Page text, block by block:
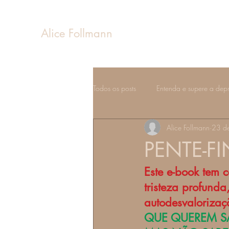
Alice Follmann
Todos os posts Entenda e supere a
Sentimentos e emoções Estados
Fases da vida
PENTE-
Alice Follmann 23
Este e-book
tristeza
QUE QUEREM